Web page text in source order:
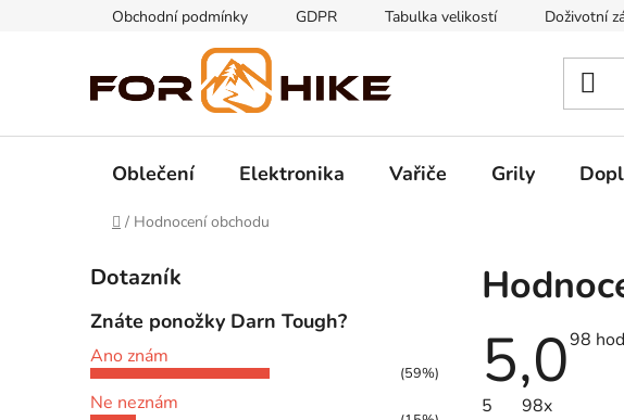
Obchodní podmínky GDPR Tabulka velikostí Doživotní
Oblečení Elektronika Vařiče Grily
Domů
/ Hodnocení obchodu
o
s
t
r
a
Dotazník
Znáte ponožky Darn Tough?
Ano znám
(59%)
Ne neznám
5,098
5
98x